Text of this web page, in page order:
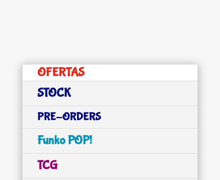
OFERTAS
STOCK
PRE-ORDERS
Funko POP!
TCG